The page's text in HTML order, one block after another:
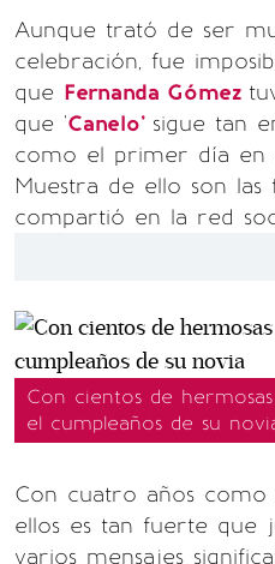
Aunque trató de ser
celebración, fue
que Fernanda Gómez
que 'Canelo' sigue tan
como el primer día en
Muestra de ello son las
compartió en la red
Con cientos de
el cumpleaños de su
Con cuatro años
ellos es tan fuerte que
varios mensajes